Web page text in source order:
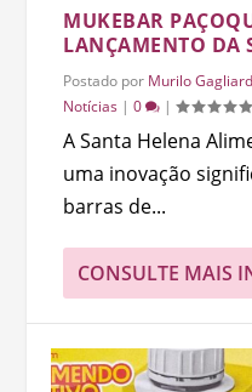
MUKEBAR
LANÇAMENTO DA
Postado por Murilo
Notícias |0 |
A Santa Helena
uma inovação
barras de...
CONSULTE MAIS